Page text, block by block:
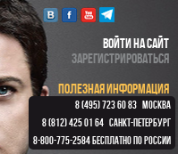
ВОЙТИ НА САЙТ
ЗАРЕГИСТРИРОВАТЬСЯ
ПОЛЕЗНАЯ ИНФОРМАЦИЯ
8 (495) 723 60 83 МОСКВА
8 (812) 425 01 64 САНКТ-ПЕТЕРБУРГ
8-800-775-2584 БЕСПЛАТНО ПО РОССИИ